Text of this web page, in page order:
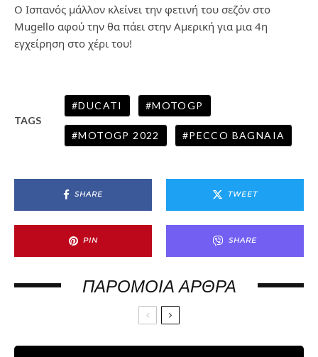
Ο Ισπανός μάλλον κλείνει την φετινή του σεζόν στο
Mugello αφού την θα πάει στην Αμερική για μια 4η
εγχείρηση στο χέρι του!
TAGS
DUCATI MOTOGP
MOTOGP 2022 PECCO BAGNAIA
SHARE TWEET
PIN SHARE
ΠΑΡΌΜΟΙΑ ΆΡΘΡΑ